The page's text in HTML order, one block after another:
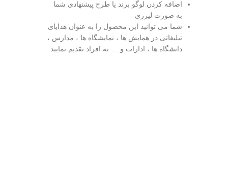
اضافه کردن لوگو برند یا طرح پیشنهادی شما
به صورت لیزری
شما می توانید این محصول را به عنوان هدایای
تبلیغاتی در همایش ها ، نمایشگاه ها ، مدارس ،
دانشگاه ها ، ادارات و … به افراد تقدیم نمایید.